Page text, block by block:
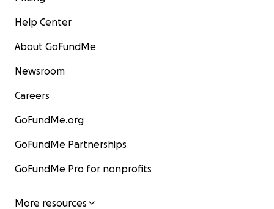
Help Center
About GoFundMe
Newsroom
Careers
GoFundMe.org
GoFundMe Partnerships
GoFundMe Pro for nonprofits
More resources